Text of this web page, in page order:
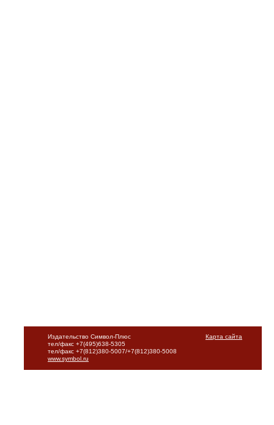
Карта сайта
Издательство Символ-Плюс
тел/факс +7(495)638-5305
тел/факс +7(812)380-5007/+7(812)380-5008
www.symbol.ru